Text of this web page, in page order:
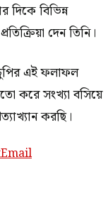
দিকে বিভিন্ন
দেন তিনি।
এই ফলাফল
করে সংখ্যা বসিয়ে
করছি।
Email